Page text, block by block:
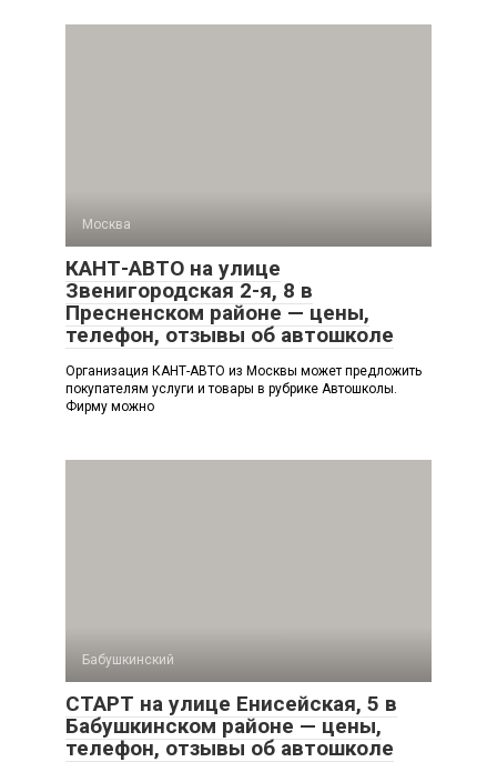
Москва
КАНТ-АВТО на улице
Звенигородская 2-я, 8 в
Пресненском районе — цены,
телефон, отзывы об автошколе
Организация КАНТ-АВТО из Москвы может предложить
покупателям услуги и товары в рубрике Автошколы.
Фирму можно
Бабушкинский
СТАРТ на улице Енисейская, 5 в
Бабушкинском районе — цены,
телефон, отзывы об автошколе